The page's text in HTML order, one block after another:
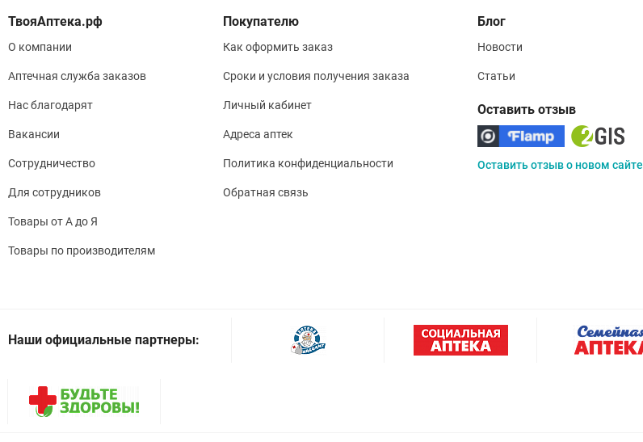
О компании
Аптечная служба заказов
Нас благодарят
Вакансии
Сотрудничество
Для сотрудников
Товары от А до Я
Товары по производителям
Покупателю
Как оформить заказ
Сроки и условия получения заказа
Личный кабинет
Адреса аптек
Политика конфиденциальности
Обратная связь
Блог
Новости
Статьи
Оставить отзыв
Оставить отзыв о новом сайте
Наши официальные партнеры: